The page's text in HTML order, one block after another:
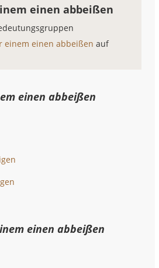
einen abbeißen
einem einen abbeißenauf
einen abbeißen
einen abbeißen